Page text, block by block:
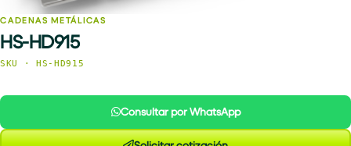
CADENAS METÁLICAS
HS-HD915
SKU · HS-HD915
Consultar por WhatsApp